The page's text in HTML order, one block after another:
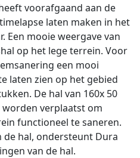
voorafgaand aan de
laten maken in het
Een mooie weergave van
op het lege terrein. Voor
een mooi
laten zien op het gebied
De hal van 160x 50
verplaatst om
functioneel te saneren.
de hal, ondersteunt Dura
van de hal.